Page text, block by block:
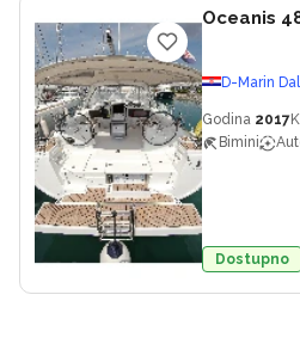
Oceanis
D-Marin
Godina 2017
Bimini
Dostupno